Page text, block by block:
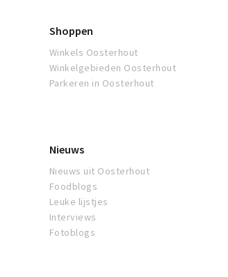
Shoppen
Winkels Oosterhout
Winkelgebieden Oosterhout
Parkeren in Oosterhout
Nieuws
Nieuws uit Oosterhout
Foodblogs
Leuke lijstjes
Interviews
Fotoblogs